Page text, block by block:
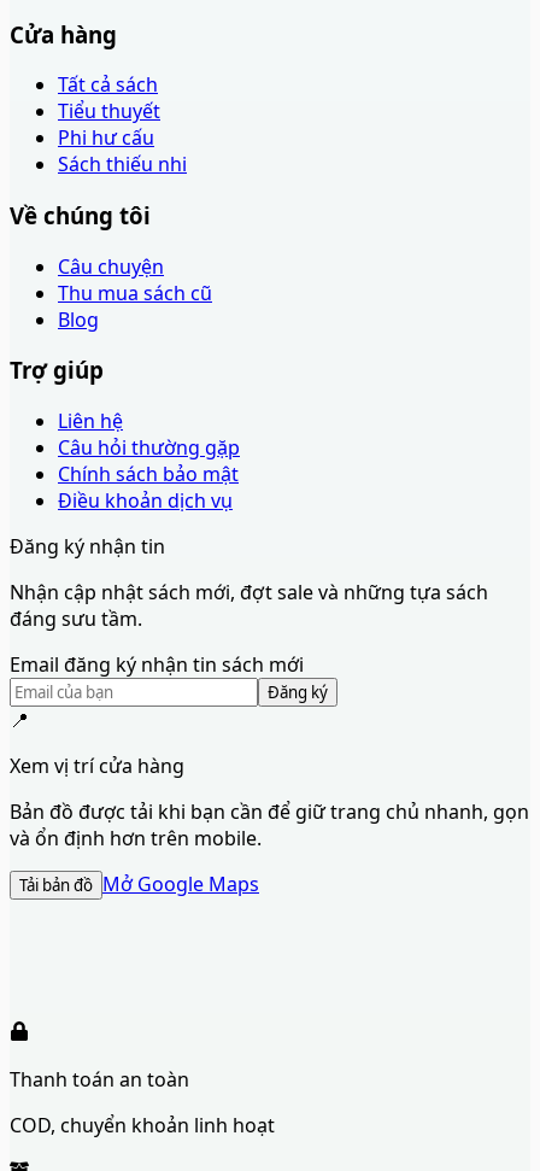
Cửa hàng
Tất cả sách
Tiểu thuyết
Phi hư cấu
Sách thiếu nhi
Về chúng tôi
Câu chuyện
Thu mua sách cũ
Blog
Trợ giúp
Liên hệ
Câu hỏi thường gặp
Chính sách bảo mật
Điều khoản dịch vụ
Đăng ký nhận tin
Nhận cập nhật sách mới, đợt sale và những tựa sách
đáng sưu tầm.
Email đăng ký nhận tin sách mới
Đăng ký
📍
Xem vị trí cửa hàng
Bản đồ được tải khi bạn cần để giữ trang chủ nhanh, gọn
và ổn định hơn trên mobile.
Tải bản đồ Mở Google Maps
Thanh toán an toàn
COD, chuyển khoản linh hoạt